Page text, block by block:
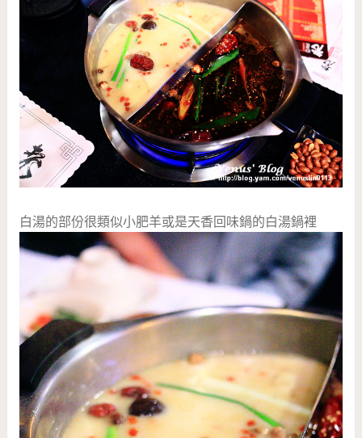
白湯的部份很類似小肥羊或是天香回味鍋的白湯鍋裡